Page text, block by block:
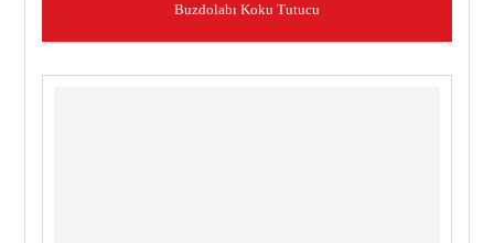
Buzdolabı Koku Tutucu